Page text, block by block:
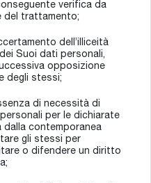
verifica da
del trattamento;
dell’illiceità
Suoi dati personali,
opposizione
degli stessi;
di necessità di
per le dichiarate
dalla contemporanea
gli stessi per
o difendere un diritto